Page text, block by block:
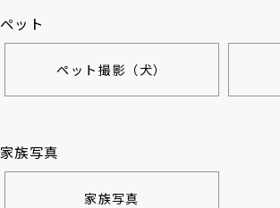
ペット
ペット撮影（犬）
家族写真
家族写真